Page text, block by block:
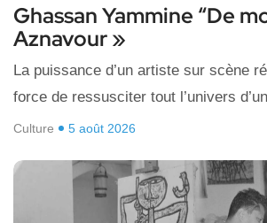
Ghassan Yammine “De
Aznavour »
La puissance d’un artiste sur scène
force de ressusciter tout l’univers
Culture 5 août 2026